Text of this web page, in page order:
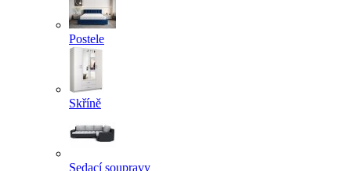
Postele
Skříně
Sedací soupravy